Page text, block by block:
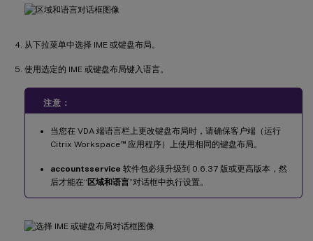
从下拉菜单中选择 IME 或键盘布局。
使用选定的 IME 或键盘布局键入语言。
注意：
当您在 VDA 端语言栏上更改键盘布局时，请确保客户端（运行
Citrix Workspace™应用程序）上使用相同的键盘布局。
accountsservice 软件包必须升级到 0.6.37 版或更高版本，然
后才能在“ 区域和语言”对话框中执行设置。